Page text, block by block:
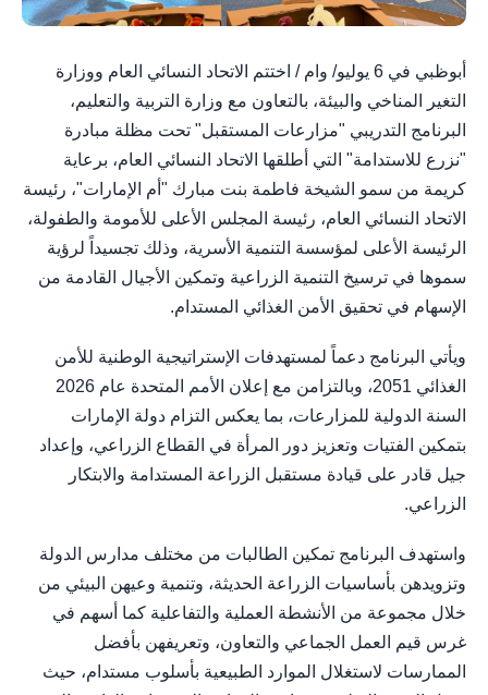
أبوظبي في 6 يوليو/ وام / اختتم الاتحاد النسائي العام ووزارة
التغير المناخي والبيئة، بالتعاون مع وزارة التربية والتعليم،
البرنامج التدريبي "مزارعات المستقبل" تحت مظلة مبادرة
"نزرع للاستدامة" التي أطلقها الاتحاد النسائي العام، برعاية
كريمة من سمو الشيخة فاطمة بنت مبارك "أم الإمارات"، رئيسة
الاتحاد النسائي العام، رئيسة المجلس الأعلى للأمومة والطفولة،
الرئيسة الأعلى لمؤسسة التنمية الأسرية، وذلك تجسيداً لرؤية
سموها في ترسيخ التنمية الزراعية وتمكين الأجيال القادمة من
الإسهام في تحقيق الأمن الغذائي المستدام.
ويأتي البرنامج دعماً لمستهدفات الإستراتيجية الوطنية للأمن
الغذائي 2051، وبالتزامن مع إعلان الأمم المتحدة عام 2026
السنة الدولية للمزارعات، بما يعكس التزام دولة الإمارات
بتمكين الفتيات وتعزيز دور المرأة في القطاع الزراعي، وإعداد
جيل قادر على قيادة مستقبل الزراعة المستدامة والابتكار
الزراعي.
واستهدف البرنامج تمكين الطالبات من مختلف مدارس الدولة
وتزويدهن بأساسيات الزراعة الحديثة، وتنمية وعيهن البيئي من
خلال مجموعة من الأنشطة العملية والتفاعلية كما أسهم في
غرس قيم العمل الجماعي والتعاون، وتعريفهن بأفضل
الممارسات لاستغلال الموارد الطبيعية بأسلوب مستدام، حيث